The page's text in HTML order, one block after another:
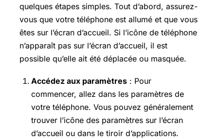
quelques étapes simples. Tout d’abord, assurez-
vous que votre téléphone est allumé et que vous
êtes sur l’écran d’accueil. Si l’icône de téléphone
n’apparaît pas sur l’écran d’accueil, il est
possible qu’elle ait été déplacée ou masquée.
Accédez aux paramètres : Pour
commencer, allez dans les paramètres de
votre téléphone. Vous pouvez généralement
trouver l’icône des paramètres sur l’écran
d’accueil ou dans le tiroir d’applications.